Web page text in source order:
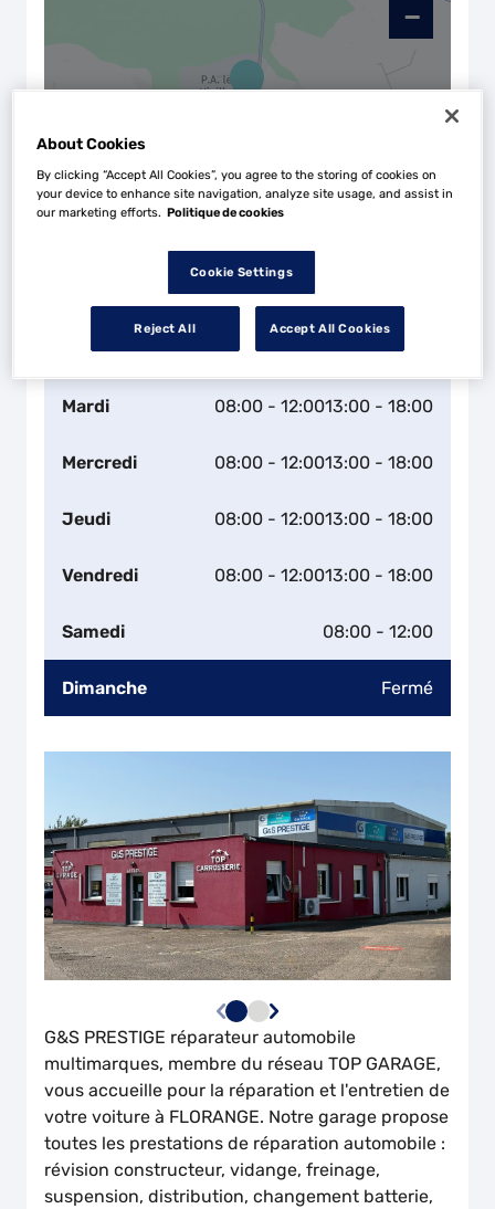
Horaires d'ouverture
Lundi 08:00 - 12:0013:00 - 18:00
Mardi 08:00 - 12:0013:00 - 18:00
Mercredi 08:00 - 12:0013:00 - 18:00
Jeudi 08:00 - 12:0013:00 - 18:00
Vendredi 08:00 - 12:0013:00 - 18:00
Samedi 08:00 - 12:00
Dimanche Fermé
−
Naviguer
G&S PRESTIGE réparateur automobile
multimarques, membre du réseau TOP GARAGE,
vous accueille pour la réparation et l'entretien de
votre voiture à FLORANGE. Notre garage propose
toutes les prestations de réparation automobile :
révision constructeur, vidange, freinage,
suspension, distribution, changement batterie,
About Cookies
By clicking “Accept All Cookies”, you agree to the storing of cookies on
your device to enhance site navigation, analyze site usage, and assist in
our marketing efforts. Politique de cookies
Cookie Settings
Reject All Accept All Cookies